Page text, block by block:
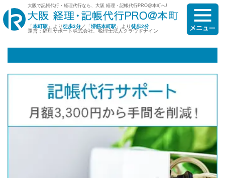
大阪で記帳代行・経理代行なら、大阪 経理・記帳代行PRO@本町へ!
「本町駅 」より徒歩3分／「堺筋本町駅 」より徒歩2分
運営：経理サポート株式会社、税理士法人クラウドナイン